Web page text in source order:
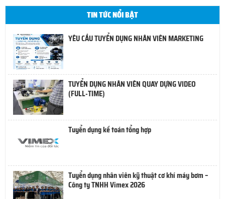
TIN TỨC NỔI BẬT
YÊU CẦU TUYỂN DỤNG NHÂN VIÊN MARKETING
TUYỂN DỤNG NHÂN VIÊN QUAY DỰNG VIDEO
(FULL-TIME)
Tuyển dụng kế toán tổng hợp
Tuyển dụng nhân viên kỹ thuật cơ khí máy bơm –
Công ty TNHH Vimex 2026